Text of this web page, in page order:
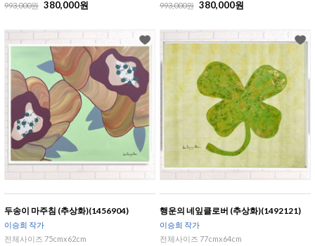
993,000원 380,000원 993,000원 380,000원
두송이 마주침 (추상화)(1456904)
이승희 작가
전체사이즈 75cmx62cm
행운의 네잎클로버 (추상화)(1492121)
이승희 작가
전체사이즈 77cmx64cm